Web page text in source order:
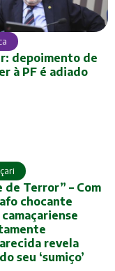
depoimento de
à PF é adiado
de Terror” – Com
chocante
revela
seu ‘sumiço’